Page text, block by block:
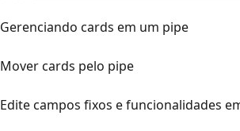
Gerenciando cards em um pipe
Mover cards pelo pipe
Edite campos fixos e funcionalidades